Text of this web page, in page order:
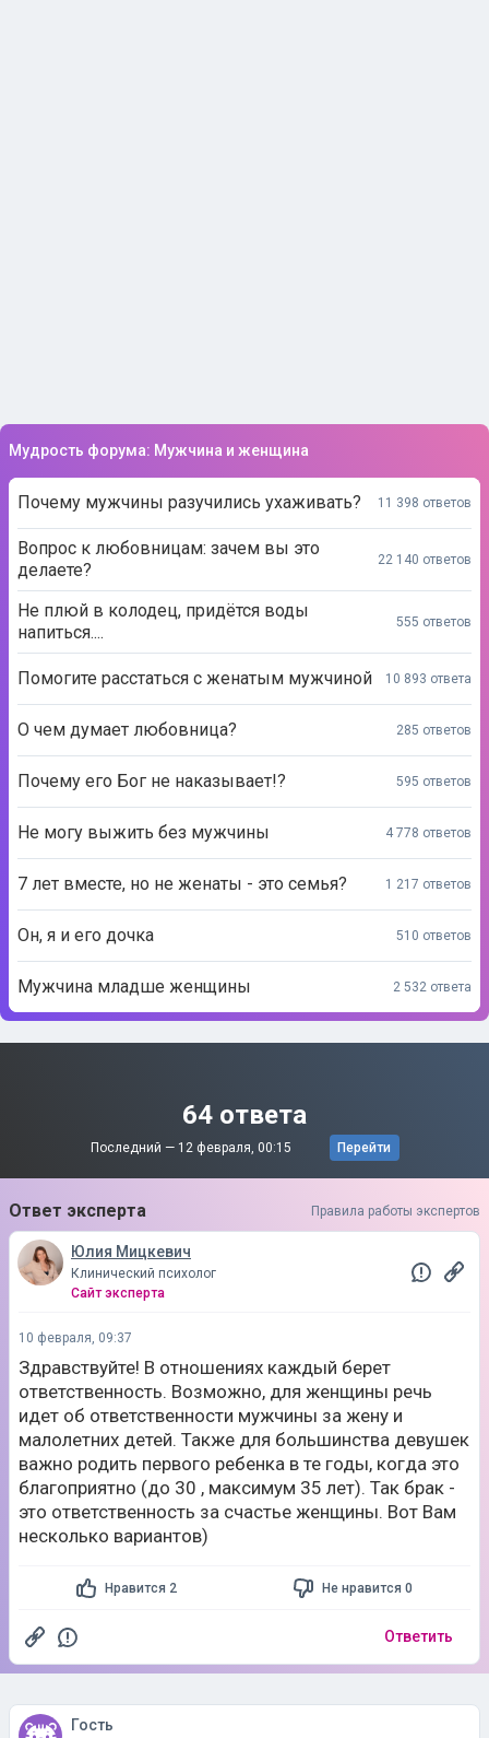
Мудрость форума: Мужчина и женщина
Почему мужчины разучились ухаживать? 11 398 ответов
Вопрос к любовницам: зачем вы это
делаете?
22 140 ответов
Не плюй в колодец, придётся воды
напиться....
555 ответов
Помогите расстаться с женатым мужчиной 10 893 ответа
О чем думает любовница? 285 ответов
Почему его Бог не наказывает!? 595 ответов
Не могу выжить без мужчины 4 778 ответов
7 лет вместе, но не женаты - это семья? 1 217 ответов
Он, я и его дочка 510 ответов
Мужчина младше женщины 2 532 ответа
64 ответа
Последний — 12 февраля, 00:15 Перейти
Ответ эксперта Правила работы экспертов
Юлия Мицкевич
Клинический психолог
Сайт эксперта
10 февраля, 09:37
Здравствуйте! В отношениях каждый берет
ответственность. Возможно, для женщины речь
идет об ответственности мужчины за жену и
малолетних детей. Также для большинства девушек
важно родить первого ребенка в те годы, когда это
благоприятно (до 30 , максимум 35 лет). Так брак -
это ответственность за счастье женщины. Вот Вам
несколько вариантов)
Нравится 2 Не нравится 0
Ответить
Гость